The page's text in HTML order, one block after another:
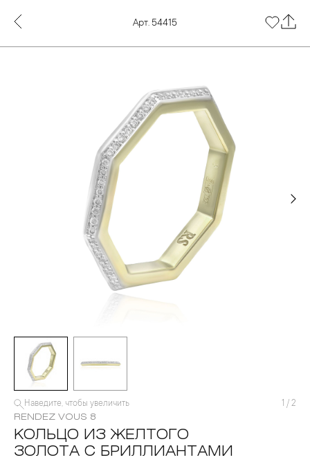
Арт. 54415
Наведите, чтобы увеличить 1 / 2
RENDEZ VOUS 8
КОЛЬЦО ИЗ ЖЕЛТОГО
ЗОЛОТА С БРИЛЛИАНТАМИ